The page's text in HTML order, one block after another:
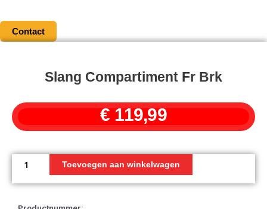
Contact
Slang Compartiment Fr Brk
€119,99
Slang
compartiment
Brk
Toevoegen aan winkelwagen